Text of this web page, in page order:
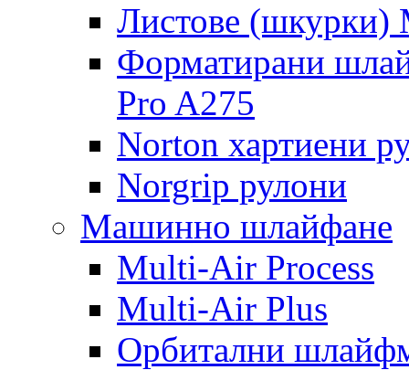
Листове
Форматирани
Pro A275
Norton хартиени
Norgrip рулони
Машинно шлайфане
Multi-Air Process
Multi-Air Plus
Орбитални